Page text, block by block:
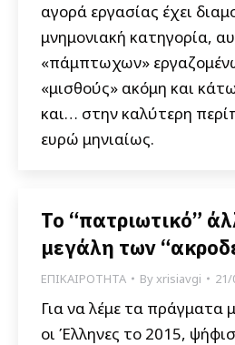
αγορά εργασίας έχει
μνημονιακή κατηγορία,
«πάμπτωχων»
«μισθούς» ακόμη και
και… στην καλύτερη
ευρώ μηνιαίως.
To “πατριωτικό”
μεγάλη των
ΕΠΙΚΑΙΡΟΤΗΤΑ Byxrisiavgi
Για να λέμε τα πράγματα
οι Έλληνες το 2015,